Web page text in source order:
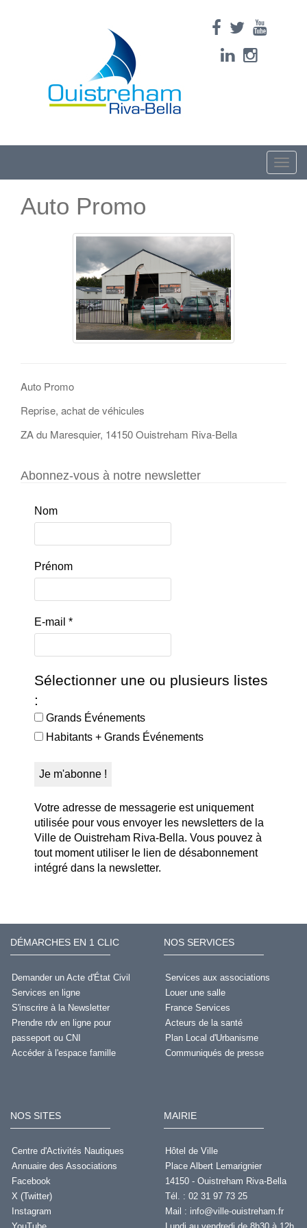
Toggle
Auto Promo
Auto Promo
Reprise, achat de véhicules
ZA du Maresquier, 14150 Ouistreham Riva-Bella
Abonnez-vous à notre newsletter
Nom
Prénom
E-mail *
Sélectionner une ou plusieurs listes
:
Grands Événements
Habitants + Grands Événements
Votre adresse de messagerie est uniquement
utilisée pour vous envoyer les newsletters de la
Ville de Ouistreham Riva-Bella. Vous pouvez à
tout moment utiliser le lien de désabonnement
intégré dans la newsletter.
DÉMARCHES EN 1 CLIC
Demander un Acte d'État Civil
Services en ligne
S'inscrire à la Newsletter
Prendre rdv en ligne pour
passeport ou CNI
Accéder à l'espace famille
NOS SERVICES
Services aux associations
Louer une salle
France Services
Acteurs de la santé
Plan Local d'Urbanisme
Communiqués de presse
NOS SITES
Centre d'Activités Nautiques
Annuaire des Associations
Facebook
X (Twitter)
Instagram
MAIRIE
Hôtel de Ville
Place Albert Lemarignier
14150 - Ouistreham Riva-Bella
Tél. : 02 31 97 73 25
Mail : info@ville-ouistreham.fr